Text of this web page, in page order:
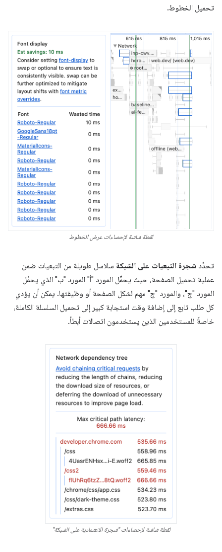
تحميل الخطوط.
لقطة شاشة لإحصاءات عرض الخطوط
تحدِّد شجرة التبعيات على الشبكة سلاسل طويلة من التبعيات ضمن
عملية تحميل الصفحة، حيث يحمِّل المورد "أ" المورد "ب" الذي يحمِّل
المورد "ج"، والمورد "ج" مهم لشكل الصفحة أو وظيفتها. يمكن أن يؤدي
كل طلب تابع إلى إضافة وقت استجابة كبير إلى تحميل السلسلة الكاملة،
خاصةً للمستخدمين الذين يستخدمون اتصالات أبطأ.
لقطة شاشة لإحصاءات "شجرة الاعتمادية على الشبكة"